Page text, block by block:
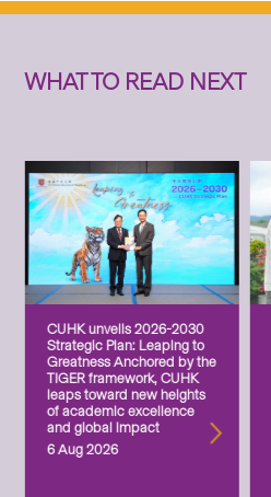
WHAT TO READ NEXT
CUHK unveils 2026-2030
Strategic Plan: Leaping to
Greatness Anchored by the
TIGER framework, CUHK
leaps toward new heights
of academic excellence
and global impact
6 Aug 2026